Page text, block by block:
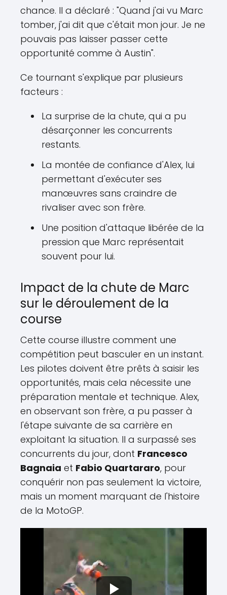
chance. Il a déclaré : "Quand j'ai vu Marc
tomber, j'ai dit que c'était mon jour. Je ne
pouvais pas laisser passer cette
opportunité comme à Austin".
Ce tournant s'explique par plusieurs
facteurs :
La surprise de la chute, qui a pu
désarçonner les concurrents
restants.
La montée de confiance d'Alex, lui
permettant d'exécuter ses
manœuvres sans craindre de
rivaliser avec son frère.
Une position d'attaque libérée de la
pression que Marc représentait
souvent pour lui.
Impact de la chute de Marc
sur le déroulement de la
course
Cette course illustre comment une
compétition peut basculer en un instant.
Les pilotes doivent être prêts à saisir les
opportunités, mais cela nécessite une
préparation mentale et technique. Alex,
en observant son frère, a pu passer à
l'étape suivante de sa carrière en
exploitant la situation. Il a surpassé ses
concurrents du jour, dont Francesco
Bagnaia et Fabio Quartararo, pour
conquérir non pas seulement la victoire,
mais un moment marquant de l'histoire
de la MotoGP.